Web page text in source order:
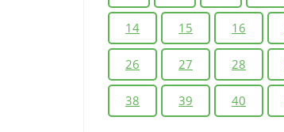
14 15 16
26 27 28
38 39 40